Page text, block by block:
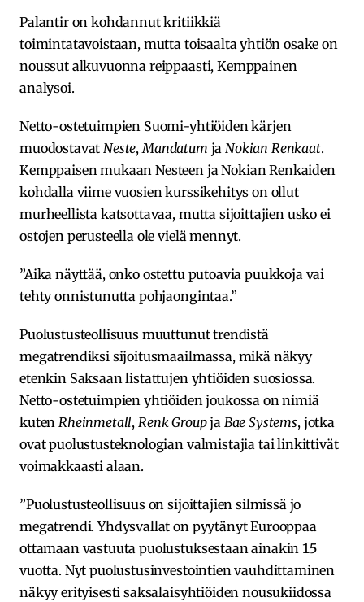
Palantir on kohdannut kritiikkiä
toimintatavoistaan, mutta toisaalta yhtiön osake on
noussut alkuvuonna reippaasti, Kemppainen
analysoi.
Netto-ostetuimpien Suomi-yhtiöiden kärjen
muodostavatNeste,Mandatum jaNokian Renkaat.
Kemppaisen mukaan Nesteen ja Nokian Renkaiden
kohdalla viime vuosien kurssikehitys on ollut
murheellista katsottavaa, mutta sijoittajien usko ei
ostojen perusteella ole vielä mennyt.
”Aika näyttää, onko ostettu putoavia puukkoja vai
tehty onnistunutta pohjaongintaa.”
Puolustusteollisuus muuttunut trendistä
megatrendiksi sijoitusmaailmassa, mikä näkyy
etenkin Saksaan listattujen yhtiöiden suosiossa.
Netto-ostetuimpien yhtiöiden joukossa on nimiä
kutenRheinmetall, Renk Groupja Bae Systems, jotka
ovat puolustusteknologian valmistajia tai linkittivät
voimakkaasti alaan.
”Puolustusteollisuus on sijoittajien silmissä jo
megatrendi. Yhdysvallat on pyytänyt Eurooppaa
ottamaan vastuuta puolustuksestaan ainakin 15
vuotta. Nyt puolustusinvestointien vauhdittaminen
näkyy erityisesti saksalaisyhtiöiden nousukiidossa